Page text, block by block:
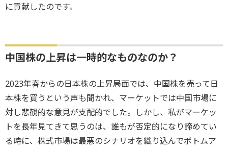
に貢献したのです。
中国株の上昇は一時的なものなのか？
2023年春からの日本株の上昇局面では、中国株を売って日
本株を買うという声も聞かれ、マーケットでは中国市場に
対し悲観的な意見が支配的でした。しかし、私がマーケッ
トを長年見てきて思うのは、誰もが否定的になり諦めてい
る時に、株式市場は最悪のシナリオを織り込んでボトムア